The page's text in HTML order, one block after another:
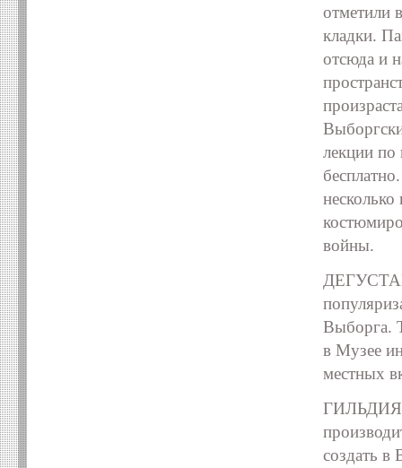
отметили
кладки.
отсюда и
лекции по
войны.
Выборга.
в Музее
местных
ГИЛЬДИЯ
создать